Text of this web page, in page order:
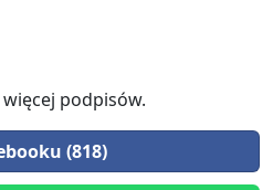
podpisów.
(818)